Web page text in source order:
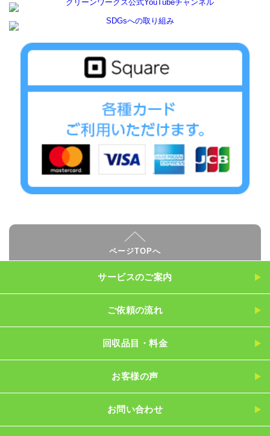
ページTOPへ
サービスのご案内
ご依頼の流れ
回収品目・料金
お客様の声
お問い合わせ